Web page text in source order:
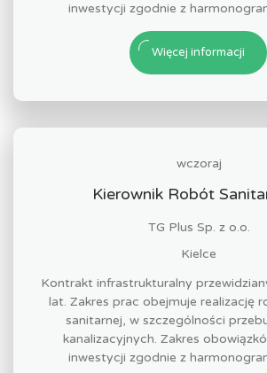
inwestycji zgodnie z
Więcej informacji
wczoraj
Kierownik Robót
TG Plus Sp. z o.o.
Kielce
Kontrakt infrastrukturalny
lat. Zakres prac obejmuje realizację
sanitarnej, w szczególności
kanalizacyjnych. Zakres
inwestycji zgodnie z